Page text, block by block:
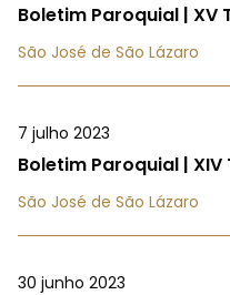
Boletim Paroquial | XV
São José de São Lázaro
7 julho 2023
Boletim Paroquial |
São José de São Lázaro
30 junho 2023